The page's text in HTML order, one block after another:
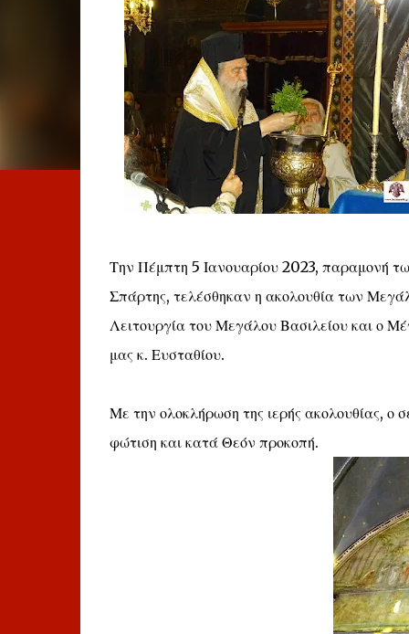
Την Πέμπτη 5 Ιανουαρίου 2023, παραμονή
Σπάρτης, τελέσθηκαν η ακολουθία των
Λειτουργία του Μεγάλου Βασιλείου και ο
μας κ. Ευσταθίου.
Με την ολοκλήρωση της ιερής ακολουθίας, ο
φώτιση και κατά Θεόν προκοπή.